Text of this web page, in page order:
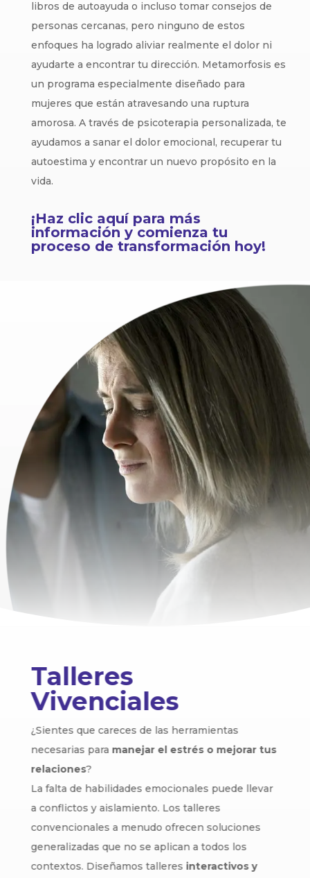
libros de autoayuda o incluso tomar consejos de
personas cercanas, pero ninguno de estos
enfoques ha logrado aliviar realmente el dolor ni
ayudarte a encontrar tu dirección. Metamorfosis es
un programa especialmente diseñado para
mujeres que están atravesando una ruptura
amorosa. A través de psicoterapia personalizada, te
ayudamos a sanar el dolor emocional, recuperar tu
autoestima y encontrar un nuevo propósito en la
vida.
¡Haz clic aquí para más
información y comienza tu
proceso de transformación hoy!
Talleres
Vivenciales
¿Sientes que careces de las herramientas
necesarias para manejar el estrés o mejorar tus
relaciones?
La falta de habilidades emocionales puede llevar
a conflictos y aislamiento. Los talleres
convencionales a menudo ofrecen soluciones
generalizadas que no se aplican a todos los
contextos. Diseñamos talleres interactivos y